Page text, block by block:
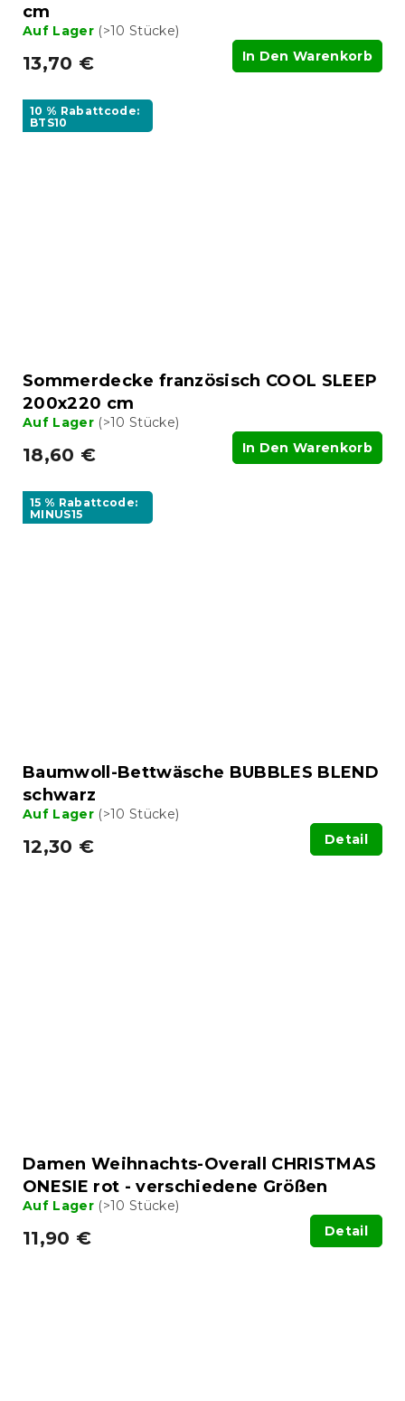
cm
Auf Lager (>10 Stücke)
13,70 € In Den Warenkorb
10 % Rabattcode:
BTS10
Sommerdecke französisch COOL SLEEP
200x220 cm
Auf Lager (>10 Stücke)
18,60 € In Den Warenkorb
15 % Rabattcode:
MINUS15
Baumwoll-Bettwäsche BUBBLES BLEND
schwarz
Auf Lager (>10 Stücke)
12,30 € Detail
Damen Weihnachts-Overall CHRISTMAS
ONESIE rot - verschiedene Größen
Auf Lager (>10 Stücke)
11,90 € Detail